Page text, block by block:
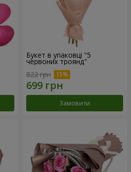
Букет в упаковці "5
червоних троянд"
822 грн
Замовити